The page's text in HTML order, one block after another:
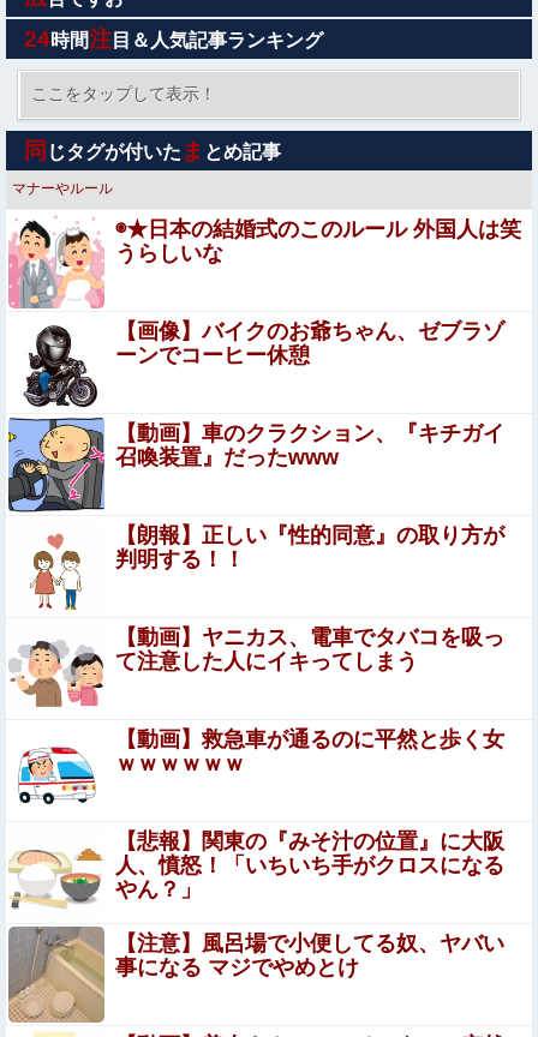
【悲報】ショートスリーパー堀大輔さん、「寝た方がい
い」などと誹謗中傷され配信中に泣き出してしまう
【AKB48】生脚が一番素晴らしいメンバーって結局誰な
んだ？
【画像】TWICE・モモ(30)、またしてもエチエチボデーを
披露wwwwwwwwww
【画像】美容師「…手は尽くしました」陰キャ女子「…
ｯ！！」→結果をご覧くださいw w w w w w w w
【閲覧注意】フットサルの試合中に顔面が2つに割れて死
亡した選手の動画、凄すぎる
【画像】女の子「ママー！ちいかわシール貼ったよ
ー！」→母親の心をざわつかせてしまうｗｗｗｗ
【画像】 この「着圧レギンス」の広告漫画がエ●チすぎる
と話題に
彼氏の家に遊びに行ったら彼母が大皿から唐揚げを素手で
つまんでひとくちかじり、残りを大皿へ戻した。私目が
点。ありえないと彼氏に言ったら彼氏激おこ
【ハメ撮り】この小学生のママ（35歳）なら土下座してで
もヤリたい
(；´ん`)「うちの兄貴、戒名を最安でお願いした
ら三文字だったわ」
【刃牙らへん】68話感想 勇次郎に二丁拳銃で挑む挑戦者
が現れる！
【閲覧注意】部族同士の殺し合い動画。一般人が絶対にそ
の地に行ってはいけない理由がよく分かる…
【卓球】張本美和、日本開催のチャンピオンズ初制覇「こ
れ以上の幸せはない」 決勝で昨年女王の中国選手に4-2
ＷＴＴチャンピオンズ横浜
【画像あり】セブンイレブンのバイト「AIにちいかわの画
像を食わせてっと………できた！」
24時間注 目＆人気記事ランキング
ここをタップして表示！
同 じタグが付いた ま とめ記事
マナーやルール
◉★日本の結婚式のこのルール 外国人は笑
うらしいな
【画像】バイクのお爺ちゃん、ゼブラゾ
ーンでコーヒー休憩
【動画】車のクラクション、『キチガイ
召喚装置』だったwww
【朗報】正しい『性的同意』の取り方が
判明する！！
【動画】ヤニカス、電車でタバコを吸っ
て注意した人にイキってしまう
【動画】救急車が通るのに平然と歩く女
ｗｗｗｗｗｗ
【悲報】関東の『みそ汁の位置』に大阪
人、憤怒！「いちいち手がクロスになる
やん？」
【注意】風呂場で小便してる奴、ヤバい
事になる マジでやめとけ